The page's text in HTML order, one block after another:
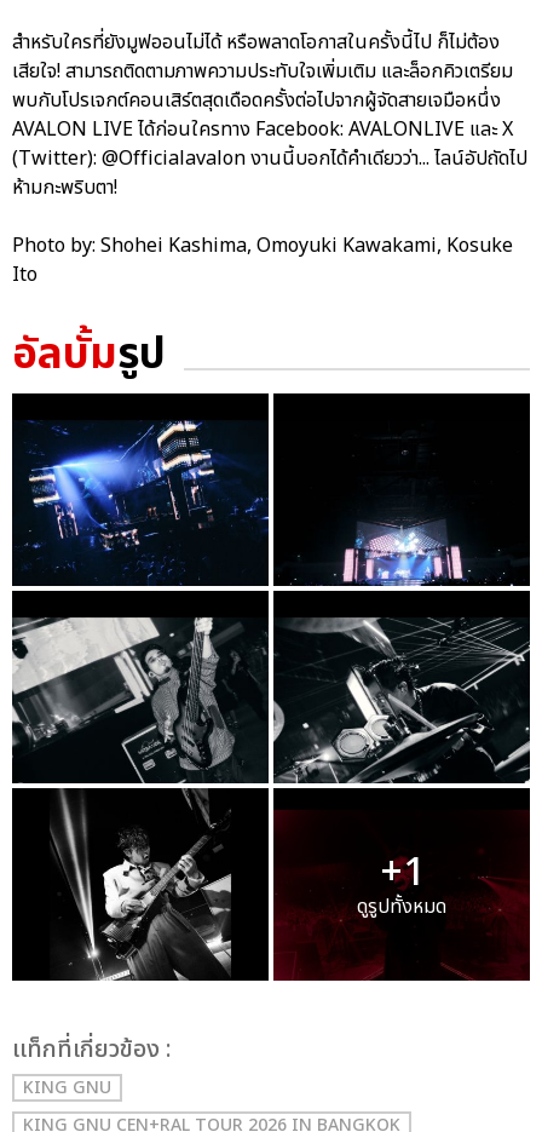
สำหรับใครที่ยังมูฟออนไม่ได้ หรือพลาดโอกาสในครั้งนี้ไป ก็ไม่ต้อง
เสียใจ! สามารถติดตามภาพความประทับใจเพิ่มเติม และล็อกคิวเตรียม
พบกับโปรเจกต์คอนเสิร์ตสุดเดือดครั้งต่อไปจากผู้จัดสายเจมือหนึ่ง
AVALON LIVE ได้ก่อนใครทาง Facebook: AVALONLIVE และ X
(Twitter): @Officialavalon งานนี้บอกได้คำเดียวว่า... ไลน์อัปถัดไป
ห้ามกะพริบตา!
Photo by: Shohei Kashima, Omoyuki Kawakami, Kosuke
Ito
อัลบั้มรูป
+1
ดูรูปทั้งหมด
เเท็กที่เกี่ยวข้อง :
KING GNU
KING GNU CEN+RAL TOUR 2026 IN BANGKOK